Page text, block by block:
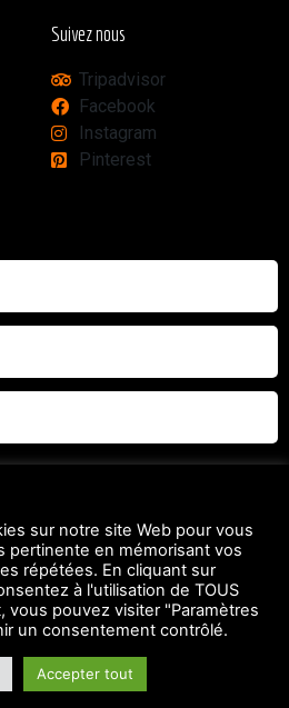
Suivez nous
Tripadvisor
Facebook
Instagram
Pinterest
tous les termes du jeux concours
le but de la relation commercial
PARTICIPER
2021 – 2026 © Tout droit réservé Lasagnerie.fr.
Conception
sur notre site Web pour vous
pertinente en mémorisant vos
répétées. En cliquant sur
à l'utilisation de TOUS
vous pouvez visiter "Paramètres
un consentement contrôlé.
Accepter tout